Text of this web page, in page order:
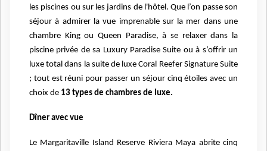
les piscines ou sur les jardins de l'hôtel. Que l’on passe son
séjour à admirer la vue imprenable sur la mer dans une
chambre King ou Queen Paradise, à se relaxer dans la
piscine privée de sa Luxury Paradise Suite ou à s’offrir un
luxe total dans la suite de luxe Coral Reefer Signature Suite
; tout est réuni pour passer un séjour cinq étoiles avec un
choix de 13 types de chambres de luxe.
Dîner avec vue
Le Margaritaville Island Reserve Riviera Maya abrite cinq